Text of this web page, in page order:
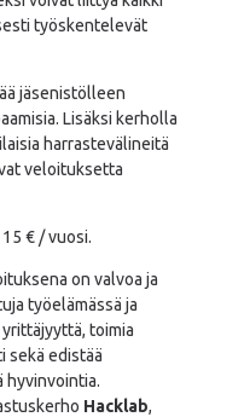
työskentelevät
jäsenistölleen
Lisäksi kerholla
harrastevälineitä
veloituksetta
€ / vuosi.
on valvoa ja
työelämässä ja
toimia
sekä edistää
hyvinvointia.
Hacklab,